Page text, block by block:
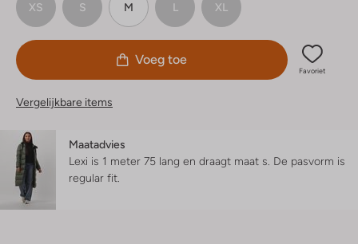
XS S M L XL
Voeg toe
Favoriet
Vergelijkbare items
Maatadvies
Lexi is 1 meter 75 lang en draagt maat s. De pasvorm is
regular fit